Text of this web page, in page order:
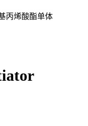
丙烯酸酯单体